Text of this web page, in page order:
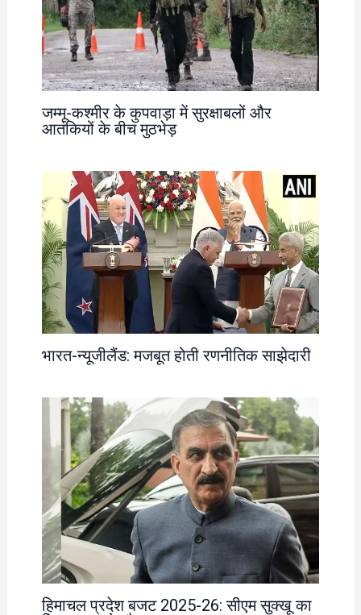
जम्मू-कश्मीर के कुपवाड़ा में सुरक्षाबलों और
आतंकियों के बीच मुठभेड़
भारत-न्यूजीलैंड: मजबूत होती रणनीतिक साझेदारी
हिमाचल प्रदेश बजट 2025-26: सीएम सुक्खू का